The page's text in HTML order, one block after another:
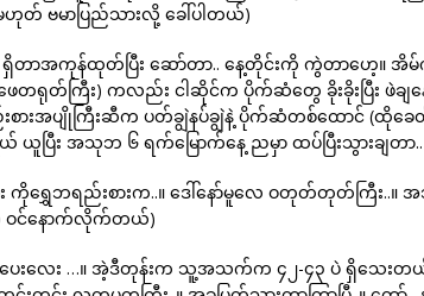
ဗမာပြည်သားလို့ ခေါ်ပါတယ်)
တာအကုန်ထုတ်ပြီး ဆော်တာ.. နေ့တိုင်းကို ကွဲတာဟေ့။
ရုတ်ကြီး) ကလည်း ငါဆိုင်က ပိုက်ဆံတွေ ခိုးခိုးပြီး ဖဲခ
းစားအပျိုကြီးဆီက ပတ်ချွဲနပ်ချွဲနဲ့ ပိုက်ဆံတစ်ထောင် (ထိုခေ
ြီး အသုဘ ၆ ရက်မြောက်နေ့ ညမှာ ထပ်ပြီးသွားချတာ..
ကိုရွှေဘရည်းစားက..။ ဒေါ်နော်မူလေ ဝတုတ်တုတ်ကြီး..။
ဝင်နောက်လိုက်တယ်)
ေးလေး …။ အဲ့ဒီတုန်းက သူ့အသက်က ၄၂-၄၃ ပဲ ရှိသေးတယ်